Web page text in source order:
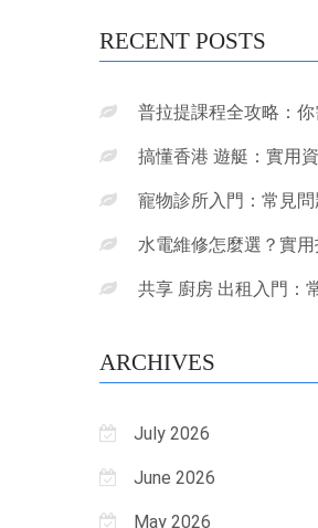
RECENT POSTS
普拉提課程全攻略：
搞懂香港 遊艇：實用
寵物診所入門：常見
水電維修怎麼選？實
共享 廚房 出租入門：
ARCHIVES
July 2026
June 2026
May 2026